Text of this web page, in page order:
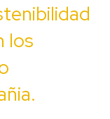
los